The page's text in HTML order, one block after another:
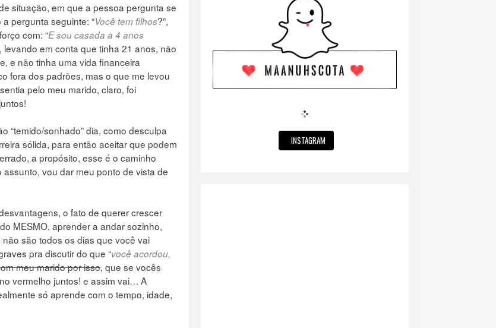
situação, em que a pessoa pergunta se
pergunta seguinte: “Você tem filhos?”,
com: “E sou casada a 4 anos
em conta que tinha 21 anos, não
e não tinha uma vida financeira
fora dos padrões, mas o que me levou
pelo meu marido, claro, foi
“temido/sonhado” dia, como desculpa
sólida, para então aceitar que podem
a propósito, esse é o caminho
vou dar meu ponto de vista de
o fato de querer crescer
MESMO, aprender a andar sozinho,
são todos os dias que você vai
pra discutir do que “você acordou,
meu marido por isso, que se vocês
vermelho juntos! e assim vai… A
só aprende com o tempo, idade,
INSTAGRAM